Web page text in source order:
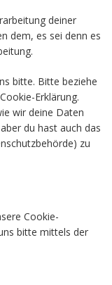
deiner
dem, es sei denn es
bitte. Bitte beziehe
Erklärung.
wir deine Daten
du hast auch das
zu
Cookie-
bitte mittels der